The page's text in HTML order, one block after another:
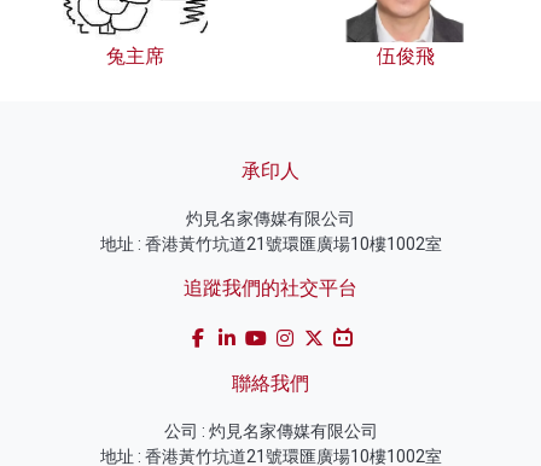
兔主席 伍俊飛
承印人
灼見名家傳媒有限公司
地址 : 香港黃竹坑道21號環匯廣場10樓1002室
追蹤我們的社交平台
聯絡我們
公司 : 灼見名家傳媒有限公司
地址 : 香港黃竹坑道21號環匯廣場10樓1002室